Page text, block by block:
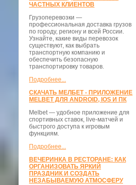
ЧАСТНЫХ КЛИЕНТОВ
Грузоперевозки —
профессиональная доставка грузов
по городу, региону и всей России.
Узнайте, какие виды перевозок
существуют, как выбрать
транспортную компанию и
обеспечить безопасную
транспортировку товаров.
Подробнее...
СКАЧАТЬ МЕЛБЕТ - ПРИЛОЖЕНИЕ
MELBET ДЛЯ ANDROID, IOS И ПК
Melbet — удобное приложение для
спортивных ставок, live-матчей и
быстрого доступа к игровым
функциям.
Подробнее...
ВЕЧЕРИНКА В РЕСТОРАНЕ: КАК
ОРГАНИЗОВАТЬ ЯРКИЙ
ПРАЗДНИК И СОЗДАТЬ
НЕЗАБЫВАЕМУЮ АТМОСФЕРУ